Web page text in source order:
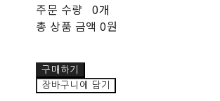
주문 수량 0개
총 상품 금액 0원
구매하기
장바구니에 담기